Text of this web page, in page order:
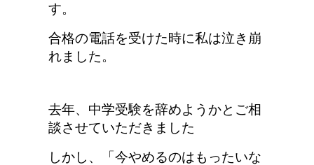
す。
合格の電話を受けた時に私は泣き崩
れました。
去年、中学受験を辞めようかとご相
談させていただきました
しかし、「今やめるのはもったいな